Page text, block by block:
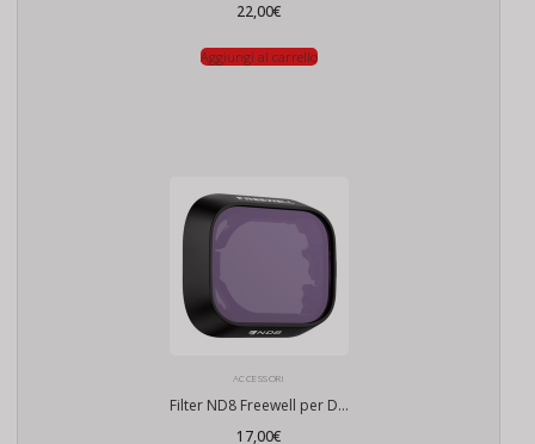
22,00€
Aggiungi al carrello
ACCESSORI
Filter ND8 Freewell per DJI Mini 3 Pro / Mini 3
17,00€